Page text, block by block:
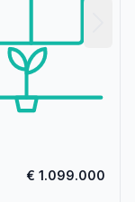
€ 1.099.000